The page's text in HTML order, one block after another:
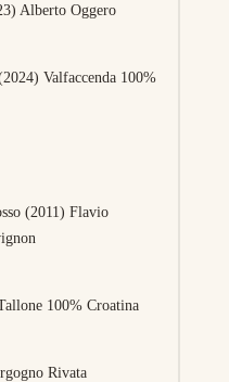
Alberto Oggero
Valfaccenda 100%
(2011) Flavio
100% Croatina
Rivata